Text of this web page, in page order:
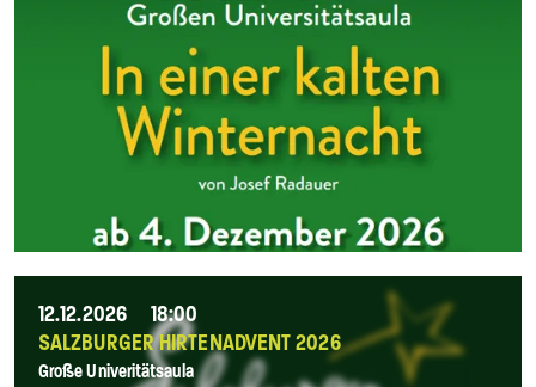
12.12.2026
18:00
SALZBURGER HIRTENADVENT 2026
Große Univeritätsaula